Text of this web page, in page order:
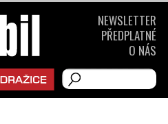
NEWSLETTER
PŘEDPLATNÉ
O NÁS